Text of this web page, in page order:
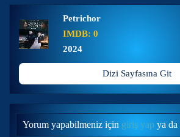
Petrichor
IMDB: 0
2024
Dizi Sayfasına Git
Yorum yapabilmeniz için giriş yap ya da